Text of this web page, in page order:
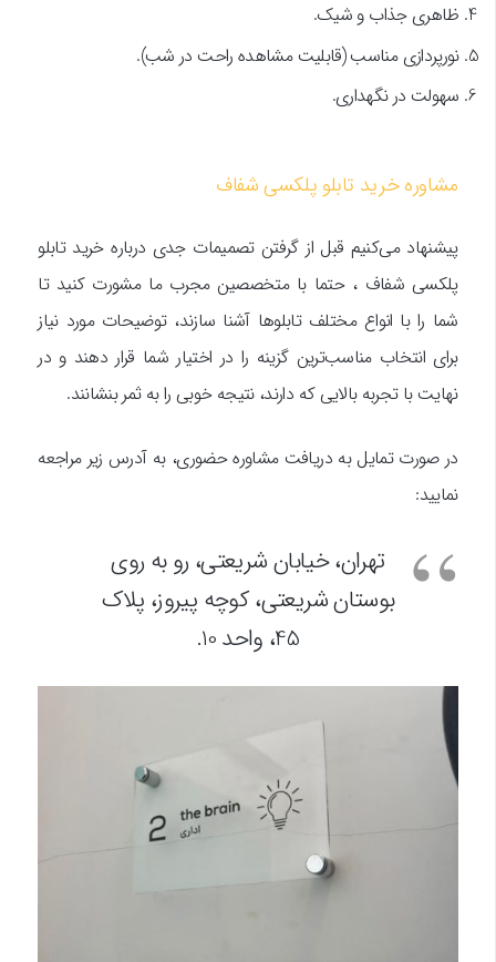
ظاهری جذاب و شیک.
نورپردازی مناسب (قابلیت مشاهده راحت در شب).
سهولت در نگهداری.
مشاوره خرید تابلو پلکسی شفاف
پیشنهاد می‌کنیم قبل از گرفتن تصمیمات جدی درباره خرید تابلو
پلکسی شفاف ، حتما با متخصصین مجرب ما مشورت کنید تا
شما را با انواع مختلف تابلوها آشنا سازند، توضیحات مورد نیاز
برای انتخاب مناسب‌ترین گزینه را در اختیار شما قرار دهند و در
نهایت با تجربه بالایی که دارند، نتیجه خوبی را به ثمر بنشانند.
در صورت تمایل به دریافت مشاوره حضوری، به آدرس زیر مراجعه
نمایید:
تهران، خیابان شریعتی، رو به روی
بوستان شریعتی، کوچه پیروز، پلاک
45، واحد 10.